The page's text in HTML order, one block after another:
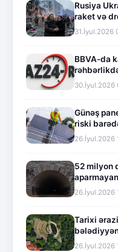
Rusiya
raket və
31.İyul.2026
BBVA-da
30.İyul.2026
Günəş
riski
26.İyul.2026
52 milyon
26.İyul.2026
Tarixi
26.İyul.2026